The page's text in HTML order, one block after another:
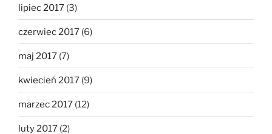
lipiec 2017 (3)
czerwiec 2017 (6)
maj 2017 (7)
kwiecień 2017 (9)
marzec 2017 (12)
luty 2017 (2)